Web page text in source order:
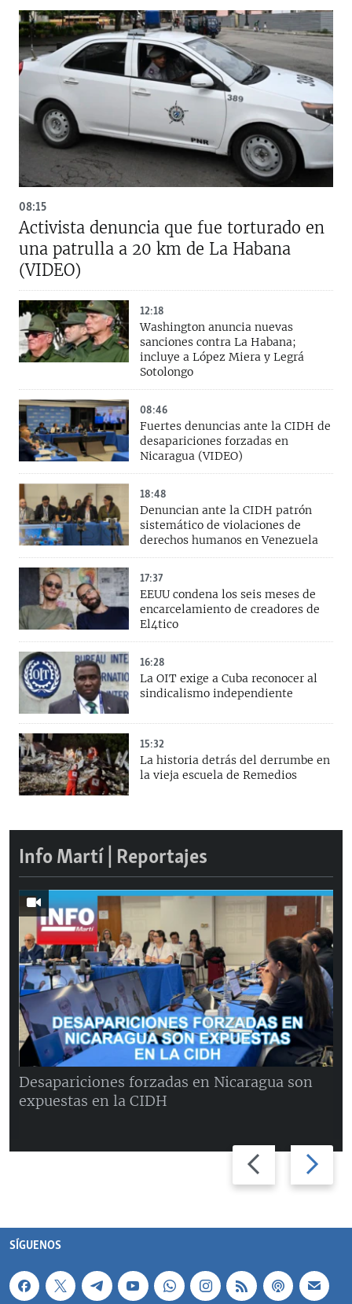
08:15
Activista denuncia que fue torturado en
una patrulla a 20 km de La Habana
(VIDEO)
12:18
Washington anuncia nuevas
sanciones contra La Habana;
incluye a López Miera y Legrá
Sotolongo
08:46
Fuertes denuncias ante la CIDH de
desapariciones forzadas en
Nicaragua (VIDEO)
18:48
Denuncian ante la CIDH patrón
sistemático de violaciones de
derechos humanos en Venezuela
17:37
EEUU condena los seis meses de
encarcelamiento de creadores de
El4tico
16:28
La OIT exige a Cuba reconocer al
sindicalismo independiente
15:32
La historia detrás del derrumbe en
la vieja escuela de Remedios
Info Martí | Reportajes
Previous
slide
Next
slide
Desapariciones forzadas en Nicaragua son
expuestas en la CIDH
SÍGUENOS